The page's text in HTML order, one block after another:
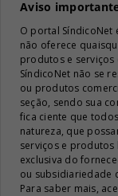
Aviso
O portal SíndicoNet
não oferece
produtos e serviços
SíndicoNet não se
ou produtos
seção, sendo sua
fica ciente que
natureza, que
serviços e
exclusiva do
ou subsidiariedade
Para saber mais,